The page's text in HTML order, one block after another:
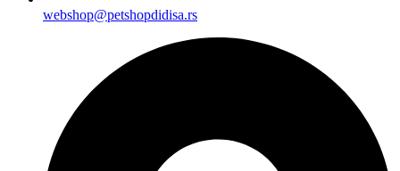
webshop@petshopdidisa.rs